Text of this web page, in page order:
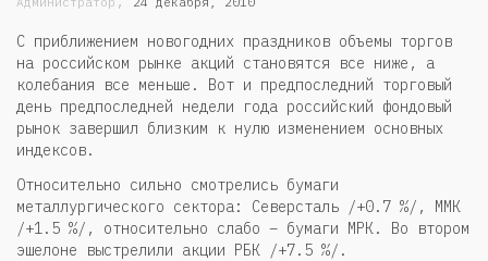
С приближением новогодних праздников объемы торгов
на российском рынке акций становятся все ниже, а
колебания все меньше. Вот и предпоследний торговый
день предпоследней недели года российский фондовый
рынок завершил близким к нулю изменением основных
индексов.
Относительно сильно смотрелись бумаги
металлургического сектора: Северсталь /+0.7 %/, ММК
/+1.5 %/, относительно слабо – бумаги МРК. Во втором
эшелоне выстрелили акции РБК /+7.5 %/.